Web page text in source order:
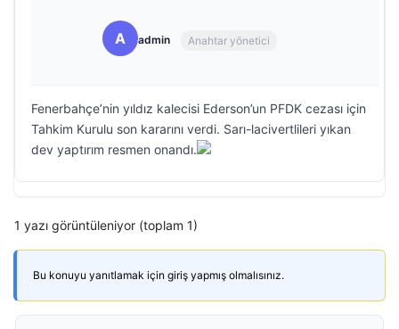
A admin Anahtar yönetici
Fenerbahçe’nin yıldız kalecisi Ederson’un PFDK cezası için
Tahkim Kurulu son kararını verdi. Sarı-lacivertlileri yıkan
dev yaptırım resmen onandı.
1 yazı görüntüleniyor (toplam 1)
Bu konuyu yanıtlamak için giriş yapmış olmalısınız.